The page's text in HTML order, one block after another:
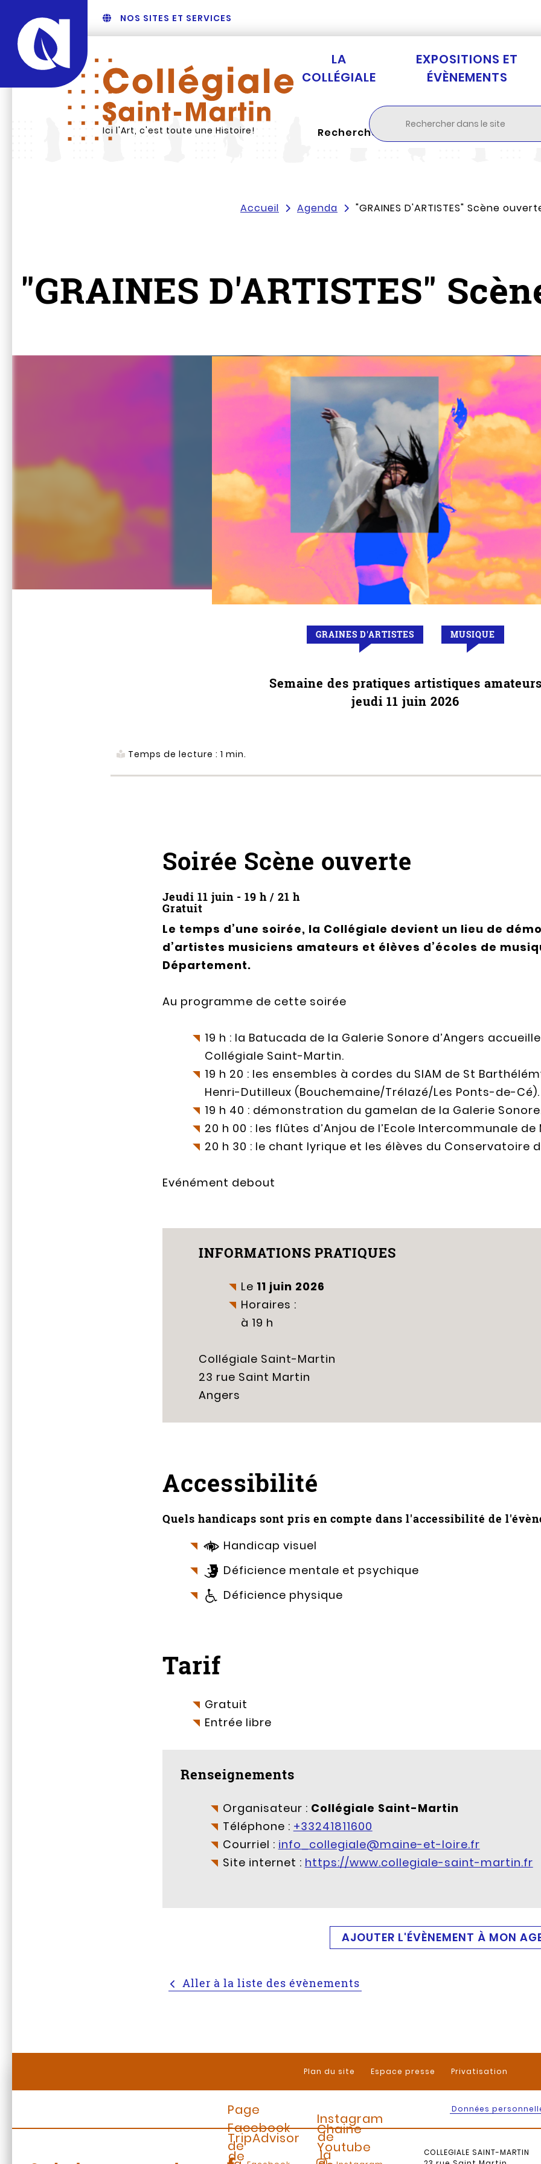
NOS SITES ET SERVICES
Ici l'Art, c'est toute une Histoire!
LA
COLLÉGIALE
EXPOSITIONS ET
ÉVÈNEMENTS
Rechercher
Accueil Agenda "GRAINES D'ARTISTES" Scène
"GRAINES D'ARTISTES"
GRAINES D'ARTISTES MUSIQUE
Semaine des pratiques artistiques amateurs
jeudi 11 juin 2026
Temps de lecture : 1 min.
Soirée Scène ouverte
Jeudi 11 juin - 19 h / 21 h
Gratuit
Le temps d’une soirée, la Collégiale devient un lieu de
d’artistes musiciens amateurs et élèves d’écoles de
Département.
Au programme de cette soirée
19 h : la Batucada de la Galerie Sonore d’Angers
Collégiale Saint-Martin.
19 h 20 : les ensembles à cordes du SIAM de St
Henri-Dutilleux (Bouchemaine/Trélazé/Les Ponts-de-Cé).
19 h 40 : démonstration du gamelan de la Galerie
20 h 00 : les flûtes d’Anjou de l’Ecole Intercommunale de
20 h 30 : le chant lyrique et les élèves du Conservatoire
Evénément debout
INFORMATIONS PRATIQUES
Le 11 juin 2026
Horaires :
à 19 h
Collégiale Saint-Martin
23 rue Saint Martin
Angers
Accessibilité
Quels handicaps sont pris en compte dans l'accessibilité de
Handicap visuel
Déficience mentale et psychique
Déficience physique
Tarif
Gratuit
Entrée libre
Renseignements
Organisateur : Collégiale Saint-Martin
Téléphone : +33241811600
Courriel : info_collegiale@maine-et-loire.fr
Site internet : https://www.collegiale-saint-martin.fr
AJOUTER L'ÉVÈNEMENT À MON
Aller à la liste des évènements
Plan du site Espace presse Privatisation
Données
Page
Facebook
de
Instagram
de
la
TripAdvisor
de
Chaine
Youtube
COLLEGIALE SAINT-MARTIN